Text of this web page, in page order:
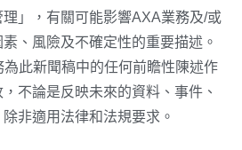
」，有關可能影響AXA業務及/或
、風險及不確定性的重要描述。
此新聞稿中的任何前瞻性陳述作
不論是反映未來的資料、事件、
非適用法律和法規要求。